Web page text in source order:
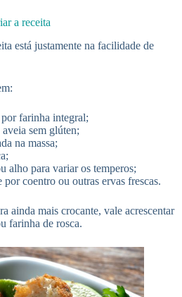
a receita
está justamente na facilidade de
farinha integral;
sem glúten;
na massa;
alho para variar os temperos;
coentro ou outras ervas frescas.
ainda mais crocante, vale acrescentar
farinha de rosca.